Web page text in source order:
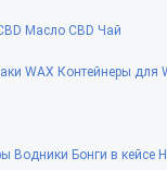
Масло CBD Чай
WAX Контейнеры для
Водники Бонги в кейсе